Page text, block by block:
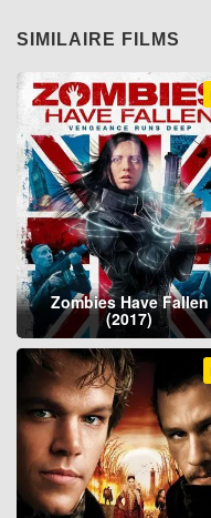
SIMILAIRE FILMS
Zombies Have Fallen
(2017)